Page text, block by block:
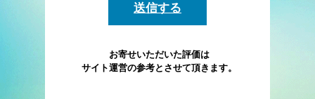
お寄せいただいた評価は
サイト運営の参考とさせて頂きます。